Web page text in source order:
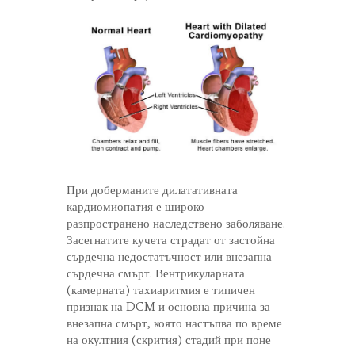
При доберманите дилатативната
кардиомиопатия е широко
разпространено наследствено заболяване.
Засегнатите кучета страдат от застойна
сърдечна недостатъчност или внезапна
сърдечна смърт. Вентрикуларната
(камерната) тахиаритмия е типичен
признак на DCM и основна причина за
внезапна смърт, която настъпва по време
на окултния (скрития) стадий при поне